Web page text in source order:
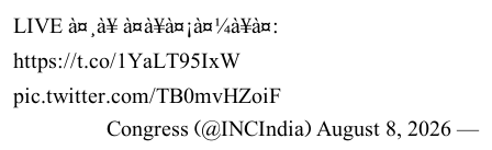
LIVE à¤¸à¥ à¤à¥à¤¡à¤¼à¥à¤:
https://t.co/1YaLT95IxW
pic.twitter.com/TB0mvHZoiF
— Congress (@INCIndia)
August 8, 2026